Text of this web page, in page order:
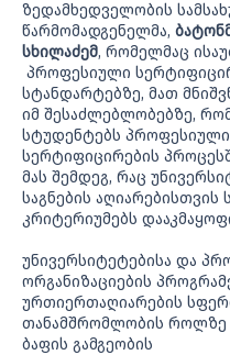
ზედამხედველობის
წარმომადგენელმა,
სხილაძემ, რომელმაც
პროფესიული
სტანდარტებზე, მათ
იმ შესაძლებლობებზე,
სტუდენტებს პროფესიული
სერტიფიცირების
მას შემდეგ, რაც
საგნების აღიარებისთვის
კრიტერიუმებს
უნივერსიტეტებისა და
ორგანიზაციების
ურთიერთაღიარების
თანამშრომლობის როლზე
ბაფის გამგეობის